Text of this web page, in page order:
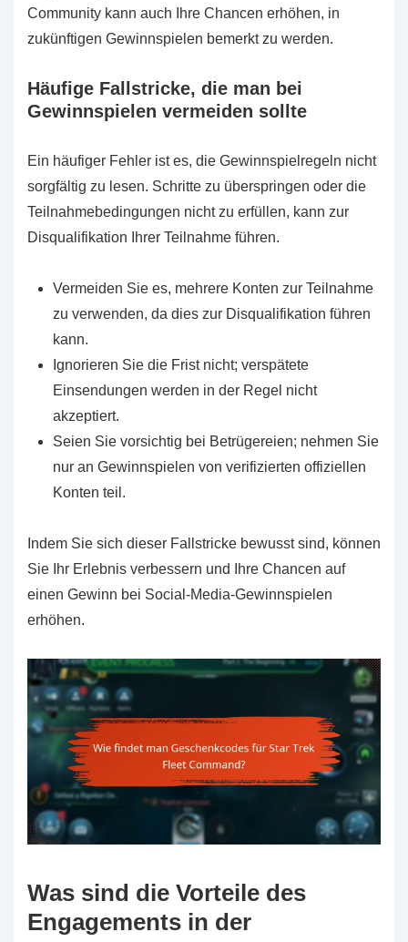
Community kann auch Ihre Chancen erhöhen, in
zukünftigen Gewinnspielen bemerkt zu werden.
Häufige Fallstricke, die man bei
Gewinnspielen vermeiden sollte
Ein häufiger Fehler ist es, die Gewinnspielregeln nicht
sorgfältig zu lesen. Schritte zu überspringen oder die
Teilnahmebedingungen nicht zu erfüllen, kann zur
Disqualifikation Ihrer Teilnahme führen.
Vermeiden Sie es, mehrere Konten zur Teilnahme
zu verwenden, da dies zur Disqualifikation führen
kann.
Ignorieren Sie die Frist nicht; verspätete
Einsendungen werden in der Regel nicht
akzeptiert.
Seien Sie vorsichtig bei Betrügereien; nehmen Sie
nur an Gewinnspielen von verifizierten offiziellen
Konten teil.
Indem Sie sich dieser Fallstricke bewusst sind, können
Sie Ihr Erlebnis verbessern und Ihre Chancen auf
einen Gewinn bei Social-Media-Gewinnspielen
erhöhen.
Was sind die Vorteile des
Engagements in der